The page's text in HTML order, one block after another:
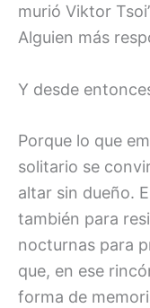
murió Viktor
Alguien más
Y desde
Porque lo que
solitario se
altar sin dueño.
también para
nocturnas para
que, en ese
forma de